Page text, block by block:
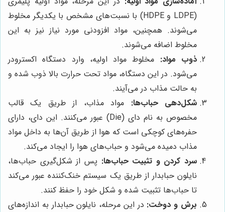
(LDPE و HDPE) با نسبت‌های مشخص با یکدیگر مخلوط
می‌شوند. همچنین، مواد افزودنی مورد نیاز نیز به این
مخلوط اضافه می‌شوند.
ذوب مواد: مخلوط مواد اولیه، وارد دستگاه اکسترودر
می‌شود. در این دستگاه، مواد تحت حرارت بالا ذوب شده و
به حالت مذاب در می‌آیند.
شکل‌دهی حباب‌ها: مواد مذاب، از طریق یک قالب
مخصوص به نام دای (Die) عبور می‌کنند. این دای، دارای
حفره‌های کوچکی است که هوا از طریق آن‌ها به داخل مواد
مذاب دمیده می‌شود و حباب‌های هوا را ایجاد می‌کند.
سرد کردن و تثبیت حباب‌ها: پس از شکل‌گیری حباب‌ها،
نایلون حبابدار از طریق یک سیستم خنک‌کننده عبور می‌کند
تا حباب‌ها تثبیت شده و شکل خود را حفظ کنند.
برش و دوخت: در این مرحله، نایلون حبابدار به اندازه‌های